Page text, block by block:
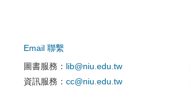
Email 聯繫
圖書服務： lib@niu.edu.tw
資訊服務： cc@niu.edu.tw